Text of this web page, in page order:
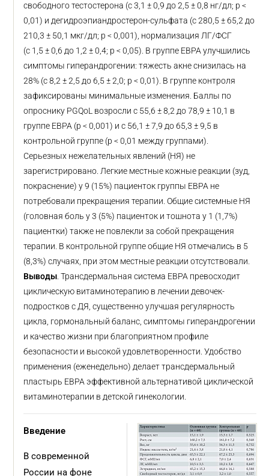
свободного тестостерона (с 3,1 ± 0,9 до 2,5 ± 0,8 нг/дл; p <
0,01) и дегидроэпиандростерон-сульфата (с 280,5 ± 65,2 до
210,3 ± 50,1 мкг/дл; p < 0,001), нормализация ЛГ/ФСГ
(с 1,5 ± 0,6 до 1,2 ± 0,4; p < 0,05). В группе ЕВРА улучшились
симптомы гиперандрогении: тяжесть акне снизилась на
28% (с 8,2 ± 2,5 до 6,5 ± 2,0; p < 0,01). В группе контроля
зафиксированы минимальные изменения. Баллы по
опроснику PGQoL возросли с 55,6 ± 8,2 до 78,9 ± 10,1 в
группе ЕВРА (p < 0,001) и с 56,1 ± 7,9 до 65,3 ± 9,5 в
контрольной группе (p < 0,01 между группами).
Серьезных нежелательных явлений (НЯ) не
зарегистрировано. Легкие местные кожные реакции (зуд,
покраснение) у 9 (15%) пациенток группы ЕВРА не
потребовали прекращения терапии. Общие системные НЯ
(головная боль у 3 (5%) пациенток и тошнота у 1 (1,7%)
пациентки) также не повлекли за собой прекращения
терапии. В контрольной группе общие НЯ отмечались в 5
(8,3%) случаях, при этом местные реакции отсутствовали.
Выводы . Трансдермальная система ЕВРА превосходит
циклическую витаминотерапию в лечении девочек-
подростков с ДЯ, существенно улучшая регулярность
цикла, гормональный баланс, симптомы гиперандрогении
и качество жизни при благоприятном профиле
безопасности и высокой удовлетворенности. Удобство
применения (еженедельно) делает трансдермальный
пластырь ЕВРА эффективной альтернативой циклической
витаминотерапии в детской гинекологии.
Введение
В современной
России на фоне